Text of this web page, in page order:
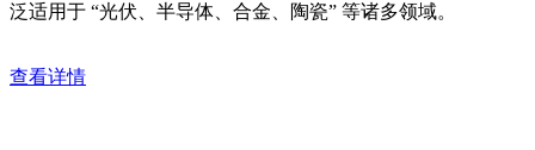
泛适用于 “光伏、半导体、合金、陶瓷” 等诸多领域。
查看详情